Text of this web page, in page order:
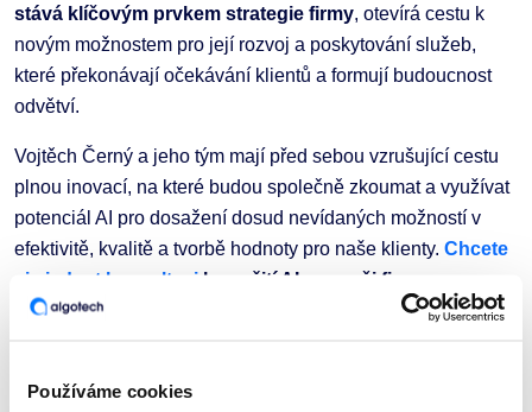
Používáme cookies
stává klíčovým prvkem strategie firmy, otevírá cestu k
novým možnostem pro její rozvoj a poskytování služeb,
které překonávají očekávání klientů a formují budoucnost
odvětví.
Vojtěch Černý a jeho tým mají před sebou vzrušující cestu
plnou inovací, na které budou společně zkoumat a využívat
potenciál AI pro dosažení dosud nevídaných možností v
efektivitě, kvalitě a tvorbě hodnoty pro naše klienty. Chcete
si sjednat konzultaci k využití AI pro vaši firmu
zdarma?Napište na
a rádi se vám